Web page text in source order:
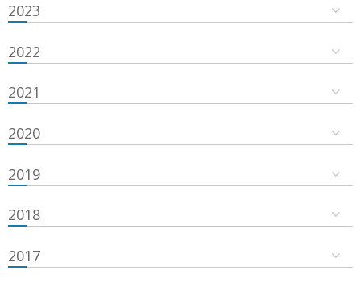
2023
2022
2021
2020
2019
2018
2017